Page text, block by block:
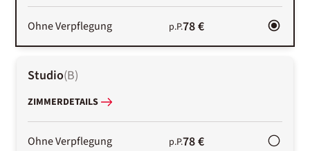
Ohne Verpflegung p.P.78 €
Studio(B)
ZIMMERDETAILS
Ohne Verpflegung p.P.78 €